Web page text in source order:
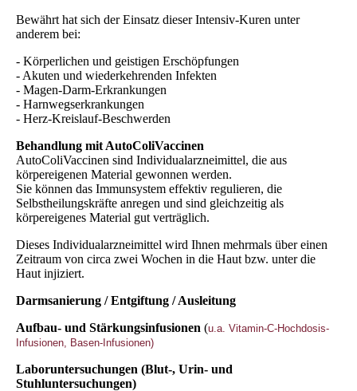
Bewährt hat sich der Einsatz dieser Intensiv-Kuren unter
anderem bei:
- Körperlichen und geistigen Erschöpfungen
- Akuten und wiederkehrenden Infekten
- Magen-Darm-Erkrankungen
- Harnwegserkrankungen
- Herz-Kreislauf-Beschwerden
Behandlung mit AutoColiVaccinen
AutoColiVaccinen sind Individualarzneimittel, die aus
körpereigenen Material gewonnen werden.
Sie können das Immunsystem effektiv regulieren, die
Selbstheilungskräfte anregen und sind gleichzeitig als
körpereigenes Material gut verträglich.
Dieses Individualarzneimittel wird Ihnen mehrmals über einen
Zeitraum von circa zwei Wochen in die Haut bzw. unter die
Haut injiziert.
Darmsanierung / Entgiftung / Ausleitung
Aufbau- und Stärkungsinfusionen (u.a. Vitamin-C-Hochdosis-
Infusionen, Basen-Infusionen)
Laboruntersuchungen (Blut-, Urin- und
Stuhluntersuchungen)